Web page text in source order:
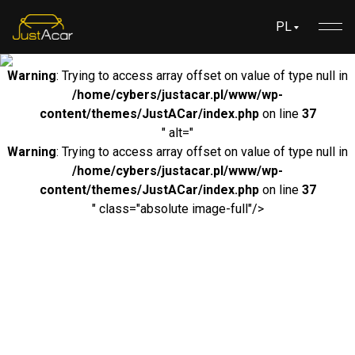
PL
Warning: Trying to access array offset on value of type null in
/home/cybers/justacar.pl/www/wp-
content/themes/JustACar/index.phpon line 37
" alt="
Warning: Trying to access array offset on value of type null in
/home/cybers/justacar.pl/www/wp-
content/themes/JustACar/index.phpon line 37
" class="absolute image-full"/>